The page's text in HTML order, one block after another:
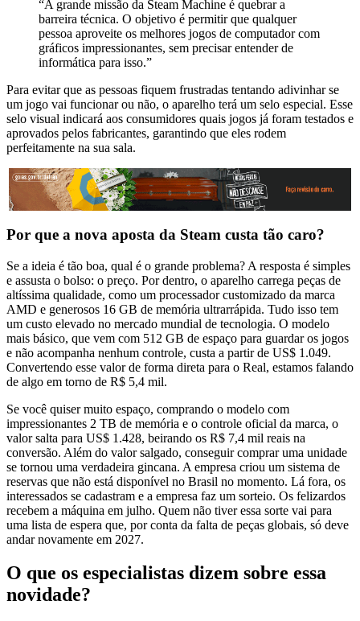
“A grande missão da Steam Machine é quebrar a
barreira técnica. O objetivo é permitir que qualquer
pessoa aproveite os melhores jogos de computador com
gráficos impressionantes, sem precisar entender de
informática para isso.”
Para evitar que as pessoas fiquem frustradas tentando adivinhar se
um jogo vai funcionar ou não, o aparelho terá um selo especial. Esse
selo visual indicará aos consumidores quais jogos já foram testados e
aprovados pelos fabricantes, garantindo que eles rodem
perfeitamente na sua sala.
Por que a nova aposta da Steam custa tão caro?
Se a ideia é tão boa, qual é o grande problema? A resposta é simples
e assusta o bolso: o preço. Por dentro, o aparelho carrega peças de
altíssima qualidade, como um processador customizado da marca
AMD e generosos 16 GB de memória ultrarrápida. Tudo isso tem
um custo elevado no mercado mundial de tecnologia. O modelo
mais básico, que vem com 512 GB de espaço para guardar os jogos
e não acompanha nenhum controle, custa a partir de US$ 1.049.
Convertendo esse valor de forma direta para o Real, estamos falando
de algo em torno de R$ 5,4 mil.
Se você quiser muito espaço, comprando o modelo com
impressionantes 2 TB de memória e o controle oficial da marca, o
valor salta para US$ 1.428, beirando os R$ 7,4 mil reais na
conversão. Além do valor salgado, conseguir comprar uma unidade
se tornou uma verdadeira gincana. A empresa criou um sistema de
reservas que não está disponível no Brasil no momento. Lá fora, os
interessados se cadastram e a empresa faz um sorteio. Os felizardos
recebem a máquina em julho. Quem não tiver essa sorte vai para
uma lista de espera que, por conta da falta de peças globais, só deve
andar novamente em 2027.
O que os especialistas dizem sobre essa
novidade?